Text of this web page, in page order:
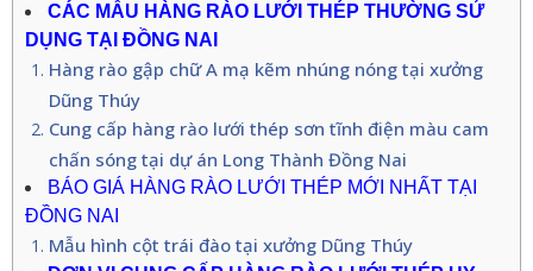
CÁC MẪU HÀNG RÀO LƯỚI THÉP THƯỜNG SỬ
DỤNG TẠI ĐỒNG NAI
Hàng rào gập chữ A mạ kẽm nhúng nóng tại xưởng
Dũng Thúy
Cung cấp hàng rào lưới thép sơn tĩnh điện màu cam
chấn sóng tại dự án Long Thành Đồng Nai
BÁO GIÁ HÀNG RÀO LƯỚI THÉP MỚI NHẤT TẠI
ĐỒNG NAI
Mẫu hình cột trái đào tại xưởng Dũng Thúy